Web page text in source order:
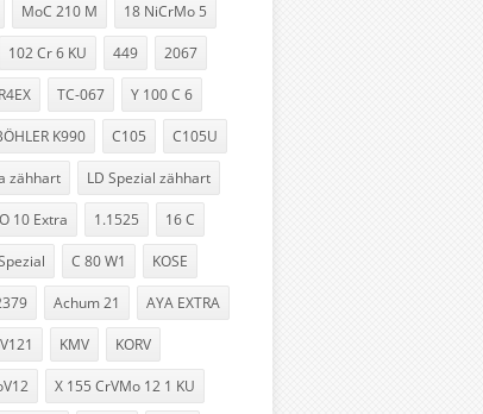
MoC 210 M 18 NiCrMo 5
102 Cr 6 KU 449 2067
TC-067 Y 100 C 6
K990 C105 C105U
zähhart LD Spezial zähhart
10 Extra 1.1525 16 C
C 80 W1 KOSE
Achum 21 AYA EXTRA
KMV KORV
X 155 CrVMo 12 1 KU